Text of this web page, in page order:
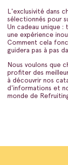
L'exclusivité dans
sélectionnés pour
Un cadeau unique
une expérience
Comment cela
guidera pas à pas
Nous voulons que
profiter des
à découvrir nos
d'informations et
monde de